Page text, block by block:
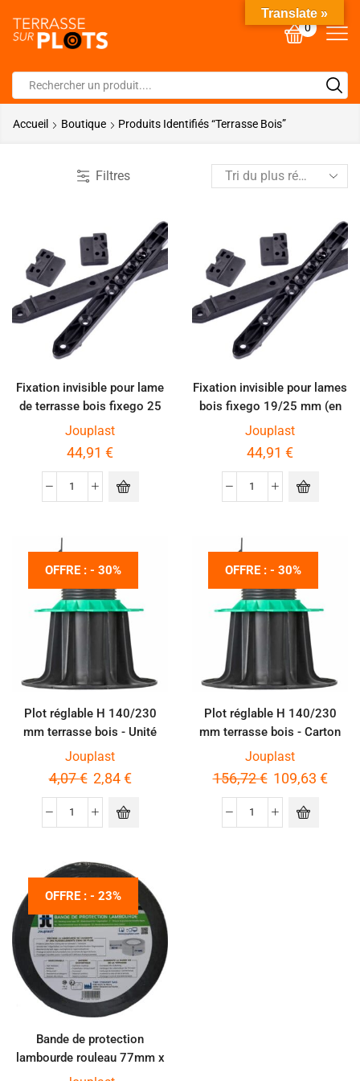
0
Accueil Boutique Produits Identifiés “terrasse Bois”
Filtres
Fixation invisible pour lame
de terrasse bois fixego 25
mm et plus (en seau)
Jouplast
44,91 €
Fixation invisible pour lames
bois fixego 19/25 mm (en
seau)
Jouplast
44,91 €
OFFRE : - 30%
Plot réglable H 140/230
mm terrasse bois - Unité
Jouplast
4,07€ 2,84€
OFFRE : - 30%
Plot réglable H 140/230
mm terrasse bois - Carton
de 40 pièces
Jouplast
156,72€ 109,63 €
OFFRE : - 23%
Bande de protection
lambourde rouleau 77mm x
20m
Translate »